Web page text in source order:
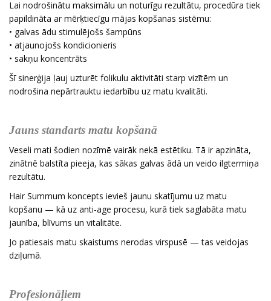
Lai nodrošinātu maksimālu un noturīgu rezultātu, procedūra tiek
papildināta ar mērķtiecīgu mājas kopšanas sistēmu:
• galvas ādu stimulējošs šampūns
• atjaunojošs kondicionieris
• sakņu koncentrāts
Šī sinerģija ļauj uzturēt folikulu aktivitāti starp vizītēm un
nodrošina nepārtrauktu iedarbību uz matu kvalitāti.
Jauns standarts matu kopšanā
Veseli mati šodien nozīmē vairāk nekā estētiku. Tā ir apzināta,
zinātnē balstīta pieeja, kas sākas galvas ādā un veido ilgtermiņa
rezultātu.
Hair Summum koncepts ievieš jaunu skatījumu uz matu
kopšanu — kā uz anti-age procesu, kurā tiek saglabāta matu
jaunība, blīvums un vitalitāte.
Jo patiesais matu skaistums nerodas virspusē — tas veidojas
dziļumā.
Profesionāļiem